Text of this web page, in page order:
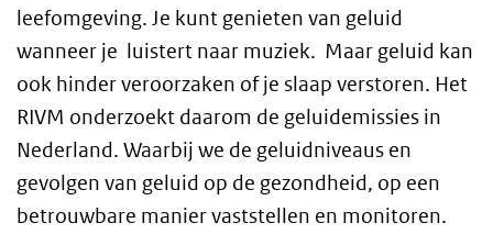
leefomgeving. Je kunt genieten van geluid
wanneer je luistert naar muziek. Maar geluid kan
ook hinder veroorzaken of je slaap verstoren. Het
RIVM onderzoekt daarom de geluidemissies in
Nederland. Waarbij we de geluidniveaus en
gevolgen van geluid op de gezondheid, op een
betrouwbare manier vaststellen en monitoren.